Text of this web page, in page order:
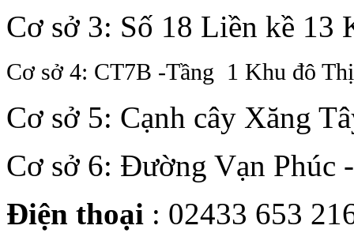
Cơ sở 3: Số 18 Liền kề
Cơ sở 4: CT7B -Tầng 1 Khu đô
Cơ sở 5: Cạnh cây Xăng
Cơ sở 6: Đường Vạn Phúc
Điện thoại : 02433 653